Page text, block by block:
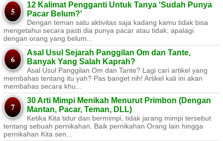
12 Kalimat Pengganti Untuk Tanya 'Sudah Punya
Pacar Belum?'
Dengan teman satu aktivitas saja kadang kamu tidak bisa
mengetahui secara pasti dia punya pacar atau tidak, apalagi
dengan orang yang belum...
Asal Usul Sejarah Panggilan Om dan Tante,
Banyak Yang Salah Kaprah?
Asal Usul Panggilan Om dan Tante? Lagi cari artikel yang
membahas tentang itu yah? Pas banget nih! Artikel kali ini akan
membahas secara khu...
30 Arti Mimpi Menikah Menurut Primbon (Dengan
Mantan, Pacar, Teman, DLL)
Ketika Kita tidur dan bermimpi, tidak jarang mimpi tersebut
tentang sebuah pernikahan. Baik pernikahan Orang lain hingga
pernikahan Kita sen...